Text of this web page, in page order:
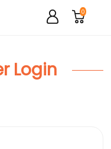
0
Login